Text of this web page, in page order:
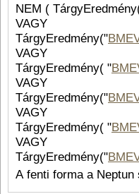
NEM (
VAGY
TárgyEredmény("
VAGY
TárgyEredmény( "
VAGY
TárgyEredmény("
VAGY
TárgyEredmény( "
VAGY
TárgyEredmény("
A fenti forma a